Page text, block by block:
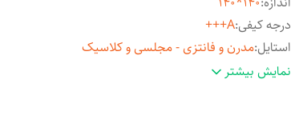
درجه کیفی:
A+++
استایل:مدرن و فانتزی - مجلسی و کلاسیک
مناسب فصل: چهارفصل نمایش بیشتر